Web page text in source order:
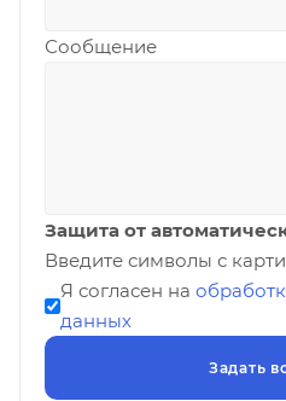
Сообщение
Защита от
Введите символы с
Я согласен на
данных